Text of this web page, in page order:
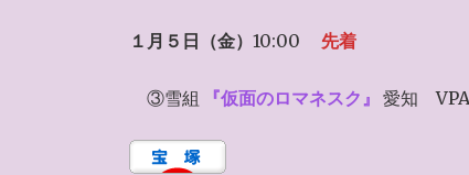
１月５日（金） 10:00 先着
③雪組 『仮面のロマネスク』 愛知